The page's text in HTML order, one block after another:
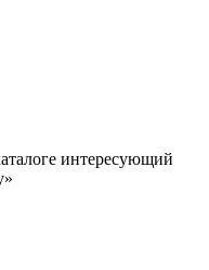
интересующий